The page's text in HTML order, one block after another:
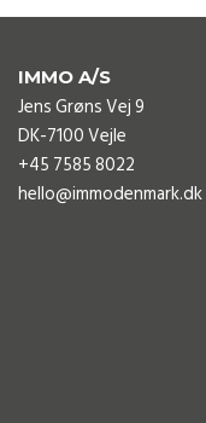
IMMO A/S
Jens Grøns Vej 9
DK-7100 Vejle
+45 7585 8022
hello@immodenmark.dk